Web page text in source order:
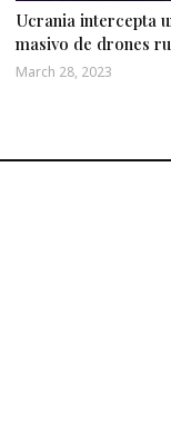
Ucrania intercepta
masivo de drones
March 28, 2023